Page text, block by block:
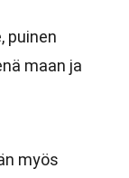
puinen
maan ja
myös